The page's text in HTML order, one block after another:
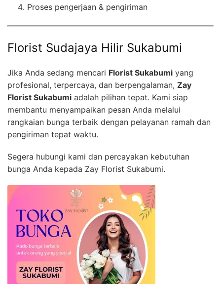
Proses pengerjaan & pengiriman
Florist Sudajaya Hilir Sukabumi
Jika Anda sedang mencari Florist Sukabumi yang
profesional, terpercaya, dan berpengalaman, Zay
Florist Sukabumi adalah pilihan tepat. Kami siap
membantu menyampaikan pesan Anda melalui
rangkaian bunga terbaik dengan pelayanan ramah dan
pengiriman tepat waktu.
Segera hubungi kami dan percayakan kebutuhan
bunga Anda kepada Zay Florist Sukabumi.